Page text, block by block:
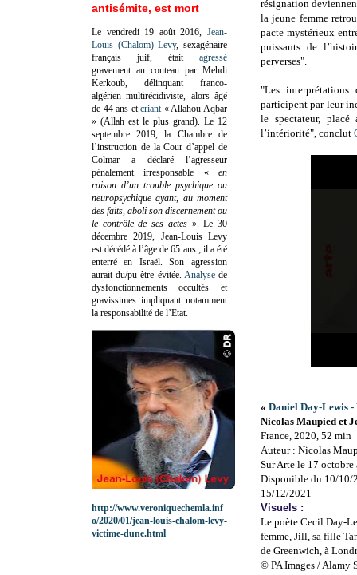
résignation
la jeune femme
pacte mystérieux
puissants de
perverses".
"Les
participent par leur
le spectateur, placé
l’intériorité", conclut
« Daniel Day-Lewis
Nicolas Maupied et
France, 2020, 52 min
Auteur : Nicolas
Sur Arte le 17 octobre
Disponible du 10/10/
15/12/2021
Visuels :
Le poète Cecil Day-
femme, Jill, sa fille
de Greenwich, à
© PA Images / Alamy
antisémite, est mort
Le vendredi 19 août 2016, Jean-
Louis (Chalom) Levy, sexagénaire
français juif, était agressé
gravement au couteau par Mehdi
Kerkoub, délinquant franco-
algérien multirécidiviste, alors âgé
de 44 ans etcriant « Allahou Aqbar
» (Allah est le plus grand). Le 12
septembre 2019, la Chambre de
l’instruction de la Cour d’appel de
Colmar a déclaré l’agresseur
pénalement irresponsable «en
raison d’un trouble psychique ou
neuropsychique ayant, au moment
des faits, aboli son discernement ou
le contrôle de ses actes». Le 30
décembre 2019, Jean-Louis Levy
est décédé à l’âge de 65 ans ; il a été
enterré en Israël. Son agression
aurait du/pu être évitée. Analysede
dysfonctionnements occultés et
gravissimes impliquant notamment
la responsabilité de l’Etat.
http://www.veroniquechemla.inf
o/2020/01/jean-louis-chalom-levy-
victime-dune.html